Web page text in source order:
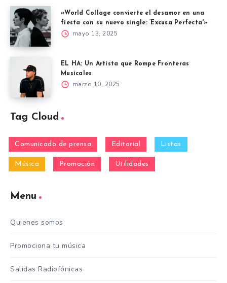
«World Collage convierte el desamor en una
fiesta con su nuevo single: ‘Excusa Perfecta'»
mayo 13, 2025
EL HA: Un Artista que Rompe Fronteras
Musicales
marzo 10, 2025
Tag Cloud
Comunicado de prensa Editorial Listas
Música Promoción Utilidades
Menu
Quienes somos
Promociona tu música
Salidas Radiofónicas